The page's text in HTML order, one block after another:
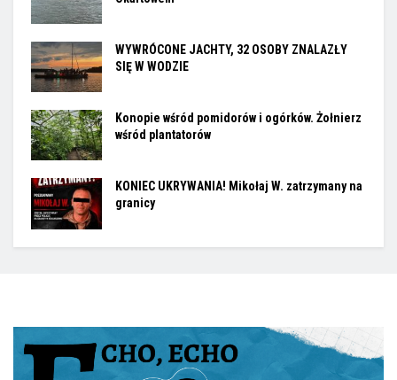
WYWRÓCONE JACHTY, 32 OSOBY ZNALAZŁY
SIĘ W WODZIE
Konopie wśród pomidorów i ogórków. Żołnierz
wśród plantatorów
KONIEC UKRYWANIA! Mikołaj W. zatrzymany na
granicy